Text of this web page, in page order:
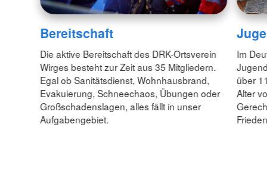
Bereitschaft
Die aktive Bereitschaft des DRK-Ortsverein
Wirges besteht zur Zeit aus 35 Mitgliedern.
Egal ob Sanitätsdienst, Wohnhausbrand,
Evakuierung, Schneechaos, Übungen oder
Großschadenslagen, alles fällt in unser
Aufgabengebiet.
Im
über
Alter